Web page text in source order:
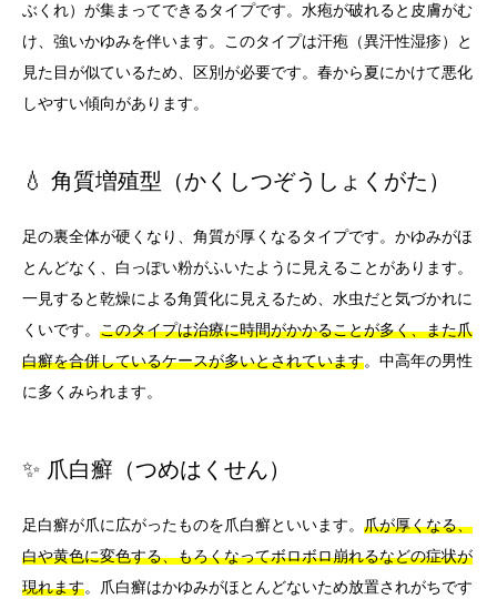
ぶくれ）が集まってできるタイプです。水疱が破れると皮膚がむ
け、強いかゆみを伴います。このタイプは汗疱（異汗性湿疹）と
見た目が似ているため、区別が必要です。春から夏にかけて悪化
しやすい傾向があります。
💧 角質増殖型（かくしつぞうしょくがた）
足の裏全体が硬くなり、角質が厚くなるタイプです。かゆみがほ
とんどなく、白っぽい粉がふいたように見えることがあります。
一見すると乾燥による角質化に見えるため、水虫だと気づかれに
くいです。 このタイプは治療に時間がかかることが多く、また爪
白癬を合併しているケースが多いとされています。中高年の男性
に多くみられます。
✨ 爪白癬（つめはくせん）
足白癬が爪に広がったものを爪白癬といいます。 爪が厚くなる、
白や黄色に変色する、もろくなってボロボロ崩れるなどの症状が
現れます。爪白癬はかゆみがほとんどないため放置されがちです